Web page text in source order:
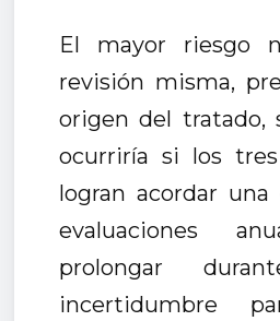
El mayor riesgo
revisión misma,
origen del tratado,
ocurriría si los
logran acordar
evaluaciones
prolongar
incertidumbre